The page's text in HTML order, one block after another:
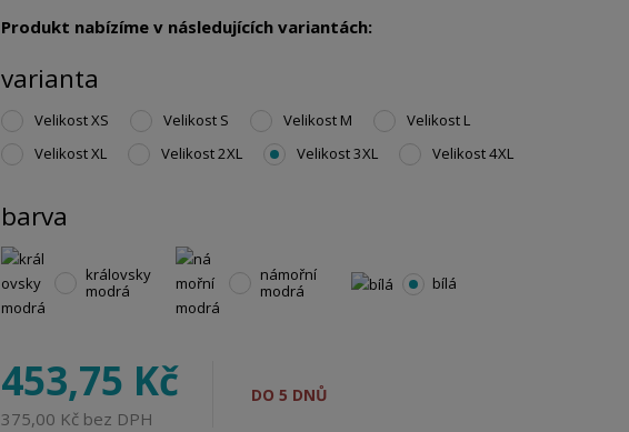
Produkt nabízíme v následujících variantách:
varianta
Velikost XS Velikost S Velikost M
Velikost L
Velikost XL
Velikost 2XL Velikost 3XL Velikost 4XL
barva
královsky
modrá
námořní
modrá
bílá
453,75 Kč
375,00 Kč bez DPH
DO 5 DNŮ